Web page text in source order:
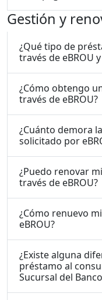
Gestión y
¿Qué tipo de
través de eBROU
¿Cómo obtengo
través de eBROU?
¿Cuánto demora
solicitado por
¿Puedo renovar
través de eBROU?
¿Cómo renuevo
eBROU?
¿Existe alguna
préstamo al
Sucursal del